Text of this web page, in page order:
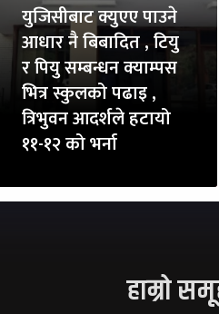
युजिसीबाट क्युएए पाउने
आधार नै बिबादित , टियु
र पियु सम्बन्धन क्याम्पस
भित्र स्कुलको पढाइ ,
त्रिभुवन आदर्शले हटायो
११-१२ को भर्ना
हाम्रो